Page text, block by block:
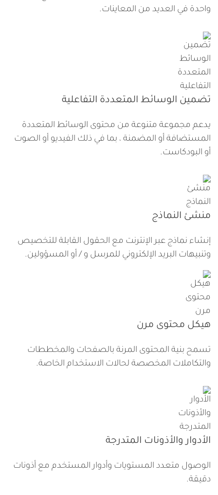
واحدة في العديد من المعاينات.
تضمين الوسائط المتعددة التفاعلية
يدعم مجموعة متنوعة من محتوى الوسائط المتعددة
المستضافة أو المضمنة ، بما في ذلك الفيديو أو الصوت
أو البودكاست.
منشئ النماذج
إنشاء نماذج عبر الإنترنت مع الحقول القابلة للتخصيص
وتنبيهات البريد الإلكتروني للمرسل و / أو المسؤولين.
هيكل محتوى مرن
تسمح بنية المحتوى المرنة بالصفحات والمخططات
والتكاملات المخصصة لحالات الاستخدام الخاصة.
الأدوار والأذونات المتدرجة
الوصول متعدد المستويات وأدوار المستخدم مع أذونات
دقيقة.